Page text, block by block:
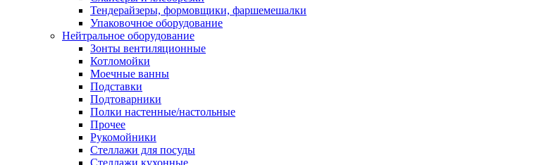
Тендерайзеры, формовщики, фаршемешалки
Упаковочное оборудование
Нейтральное оборудование
Зонты вентиляционные
Котломойки
Моечные ванны
Подставки
Подтоварники
Полки настенные/настольные
Прочее
Рукомойники
Стеллажи для посуды
Стеллажи кухонные